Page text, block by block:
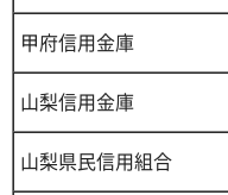
甲府信用金庫
山梨信用金庫
山梨県民信用組合